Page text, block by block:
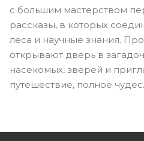
с большим мастерством
рассказы, в которых
леса и научные знания.
открывают дверь в
насекомых, зверей и
путешествие, полное чудес.